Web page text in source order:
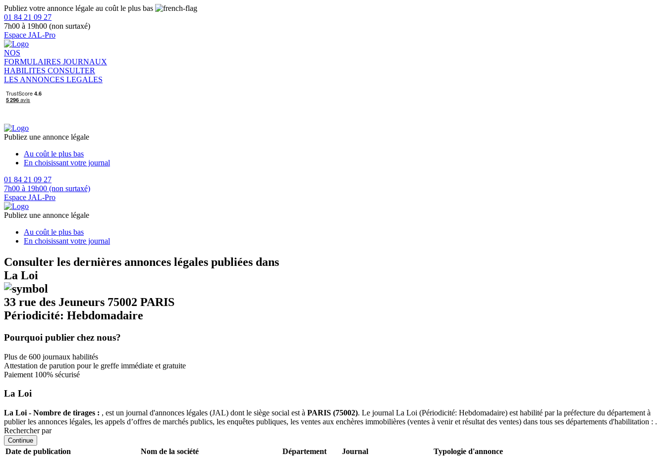
Publiez votre annonce légale au coût le plus bas
01 84 21 09 27
7h00 à 19h00 (non surtaxé)
Espace JAL-Pro
NOS
FORMULAIRES JOURNAUX
HABILITES CONSULTER
LES ANNONCES LEGALES
Publiez une annonce légale
Au coût le plus bas
En choisissant votre journal
01 84 21 09 27
7h00 à 19h00 (non surtaxé)
Espace JAL-Pro
Publiez une annonce légale
Au coût le plus bas
En choisissant votre journal
Consulter les dernières annonces légales publiées dans
La Loi
33 rue des Jeuneurs 75002 PARIS
Périodicité: Hebdomadaire
Pourquoi publier chez nous?
Plus de 600 journaux habilités
Attestation de parution pour le greffe immédiate et gratuite
Paiement 100% sécurisé
La Loi
La Loi - Nombre de tirages : , est un journal d'annonces légales (JAL) dont le siège social est à PARIS (75002). Le journal La Loi (Périodicité: Hebdomadaire) est habilité par la préfecture du département à
publier les annonces légales, les appels d’offres de marchés publics, les enquêtes publiques, les ventes aux enchères immobilières (ventes à venir et résultat des ventes) dans tous ses départements d'habilitation : .
Rechercher par
Continue
Date de publication Nom de la société Département Journal
Typologie d'annonce